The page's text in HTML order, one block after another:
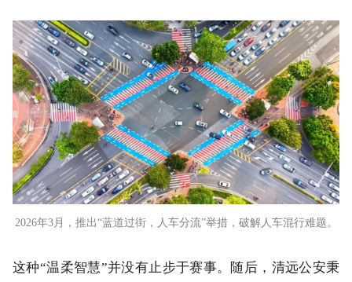
2026年3月，推出“蓝道过街，人车分流”举措，破解人车混行难题。
这种“温柔智慧”并没有止步于赛事。随后，清远公安秉